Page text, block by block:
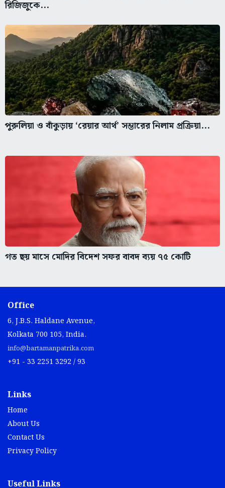
রিজিজুকে...
পুরুলিয়া ও বাঁকুড়ায় ‘রেয়ার আর্থ’ সম্ভারের নিলাম প্রক্রিয়া...
গত ছয় মাসে মোদির বিদেশ সফর বাবদ ব্যয় ৭৫ কোটি
Office
6, J.B.S. Haldane Avenue,
Kolkata 700 105, India.
info@bartamanpatrika.com
+91 - 33 2251 3292 / 93
Links
Home
About Us
Contact Us
Privacy Policy
Useful Links